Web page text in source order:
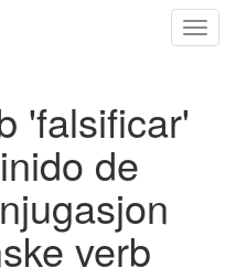
'falsificar'
de
verb